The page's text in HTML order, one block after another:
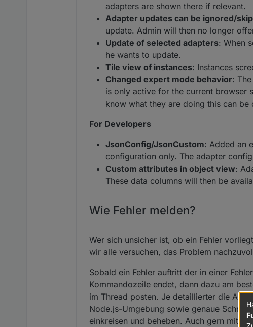
adapters are shown there if relevant.
Adapter updates can be ignored/
update. Admin will then no longer
Update of selected adapters: When
he wants to update.
Tile view of instances: Instances
Changed expert mode behavior:
is only active for the current browser
know what they are doing this can be
For Developers
JsonConfig/JsonCustom: Added an
configuration only. The adapter
Custom attributes in object view:
These data columns will then be
Wie Fehler melden?
Wer sich unsicher ist, ob ein Fehler
wir alle versuchen, das Problem
Sobald ein Fehler auftritt der in einer
Kommandozeile endet, dann dazu am
im Thread posten. Je detaillierter die
Node.js-Umgebung sowie genaue
einkreisen und beheben. Auch gern mit